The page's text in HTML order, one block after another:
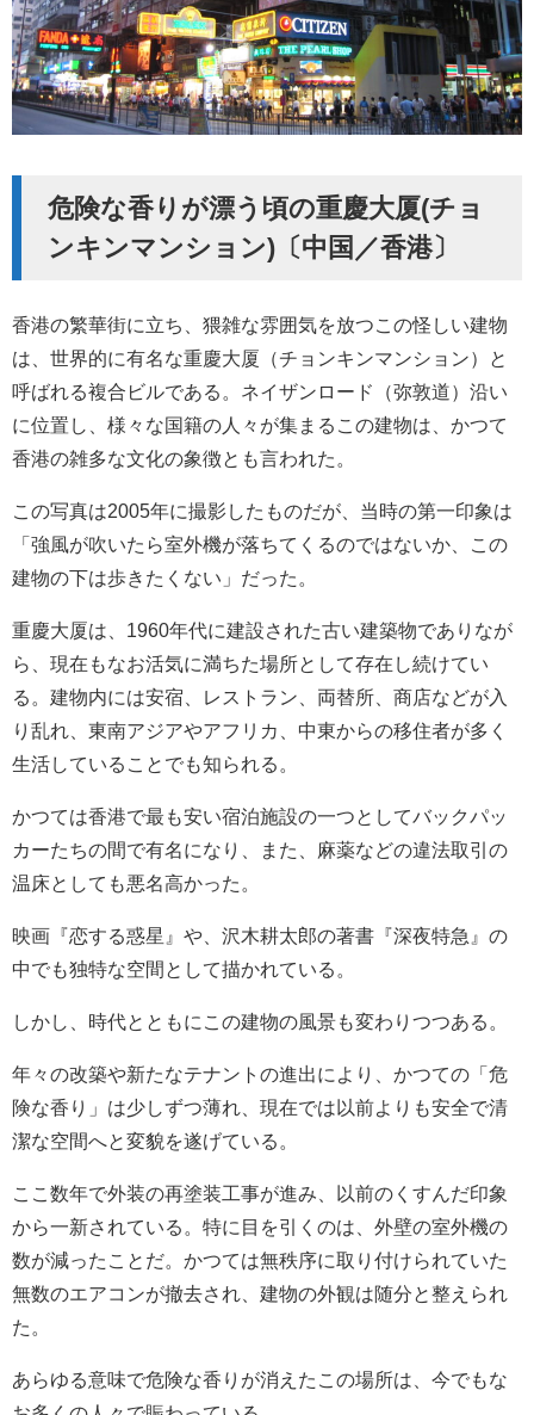
危険な香りが漂う頃の重慶大厦(チョ
ンキンマンション)〔中国／香港〕
香港の繁華街に立ち、猥雑な雰囲気を放つこの怪しい建物
は、世界的に有名な重慶大厦（チョンキンマンション）と
呼ばれる複合ビルである。ネイザンロード（弥敦道）沿い
に位置し、様々な国籍の人々が集まるこの建物は、かつて
香港の雑多な文化の象徴とも言われた。
この写真は2005年に撮影したものだが、当時の第一印象は
「強風が吹いたら室外機が落ちてくるのではないか、この
建物の下は歩きたくない」だった。
重慶大厦は、1960年代に建設された古い建築物でありなが
ら、現在もなお活気に満ちた場所として存在し続けてい
る。建物内には安宿、レストラン、両替所、商店などが入
り乱れ、東南アジアやアフリカ、中東からの移住者が多く
生活していることでも知られる。
かつては香港で最も安い宿泊施設の一つとしてバックパッ
カーたちの間で有名になり、また、麻薬などの違法取引の
温床としても悪名高かった。
映画『恋する惑星』や、沢木耕太郎の著書『深夜特急』の
中でも独特な空間として描かれている。
しかし、時代とともにこの建物の風景も変わりつつある。
年々の改築や新たなテナントの進出により、かつての「危
険な香り」は少しずつ薄れ、現在では以前よりも安全で清
潔な空間へと変貌を遂げている。
ここ数年で外装の再塗装工事が進み、以前のくすんだ印象
から一新されている。特に目を引くのは、外壁の室外機の
数が減ったことだ。かつては無秩序に取り付けられていた
無数のエアコンが撤去され、建物の外観は随分と整えられ
た。
あらゆる意味で危険な香りが消えたこの場所は、今でもな